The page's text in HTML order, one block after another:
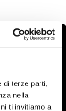
di terze parti,
nella
ti invitiamo a